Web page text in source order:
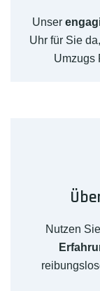
Unser
Uhr für Sie
Umzugs
Nutzen